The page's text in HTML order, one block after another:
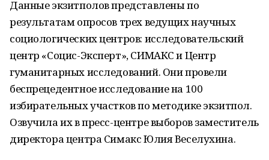
Данные экзитполов представлены по
результатам опросов трех ведущих научных
социологических центров: исследовательский
центр «Социс-Эксперт», СИМАКС и Центр
гуманитарных исследований. Они провели
беспрецедентное исследование на 100
избирательных участков по методике экзитпол.
Озвучила их в пресс-центре выборов заместитель
директора центра Симакс Юлия Веселухина.